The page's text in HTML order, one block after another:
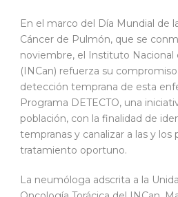
En el marco del Día Mundial de
Cáncer de Pulmón, que se
noviembre, el Instituto Nacional
(INCan) refuerza su
detección temprana de esta
Programa DETECTO, una
población, con la finalidad de
tempranas y canalizar a las y los
tratamiento oportuno.
La neumóloga adscrita a la